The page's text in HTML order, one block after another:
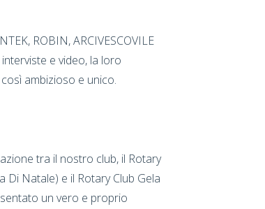
ROBIN, ARCIVESCOVILE
e video, la loro
ambizioso e unico.
tra il nostro club, il Rotary
Di Natale) e il Rotary Club Gela
un vero e proprio